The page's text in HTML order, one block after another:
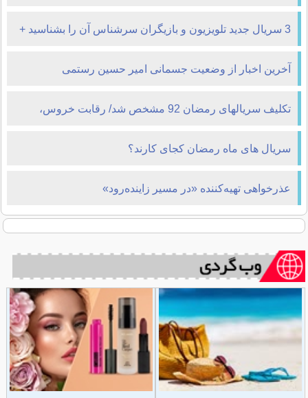
3 سریال جدید تلویزیون و بازیگران سرشناس آن را بشناسید +
خلاصه داستان
آخرین اخبار از وضعیت جسمانی امیر حسین رستمی
تکلیف سریال‎های رمضان 92 مشخص شد/ رقابت خروس،
سریال های ماه رمضان کجای کارند؟
عذرخواهی تهيه‌كننده «در مسير زاينده‌رود»